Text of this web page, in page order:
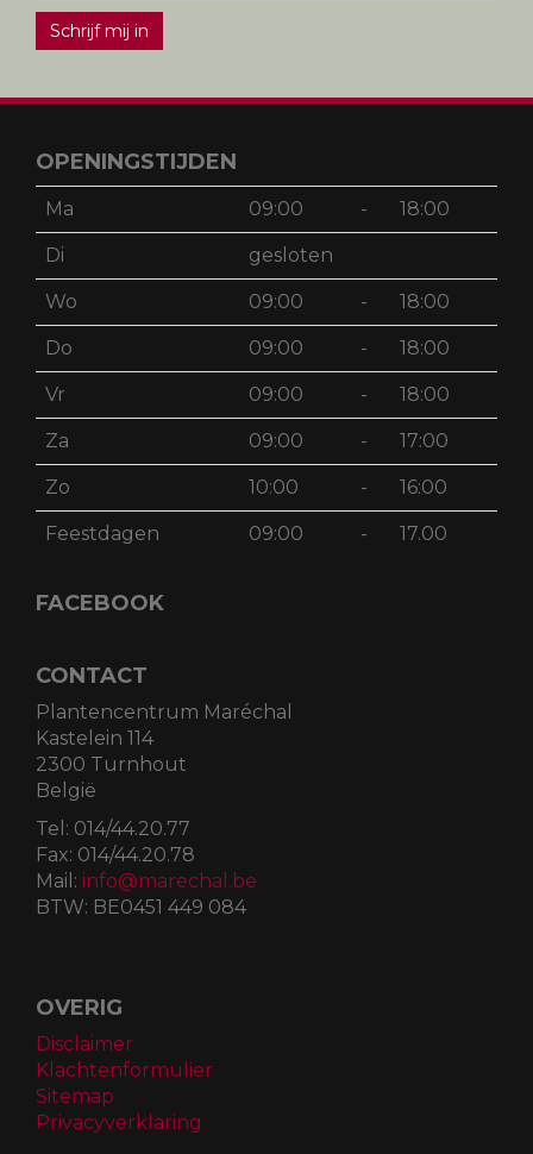
Schrijf mij in
OPENINGSTIJDEN
Ma 09:00 - 18:00
Di gesloten
Wo 09:00 - 18:00
Do 09:00 - 18:00
Vr 09:00 - 18:00
Za 09:00 - 17:00
Zo 10:00 - 16:00
Feestdagen 09:00 - 17.00
FACEBOOK
CONTACT
Plantencentrum Maréchal
Kastelein 114
2300 Turnhout
België
Tel: 014/44.20.77
Fax: 014/44.20.78
Mail: info@marechal.be
BTW: BE0451 449 084
OVERIG
Disclaimer
Klachtenformulier
Sitemap
Privacyverklaring